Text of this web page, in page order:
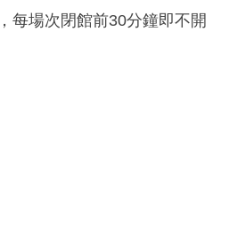
每場次閉館前30分鐘即不開